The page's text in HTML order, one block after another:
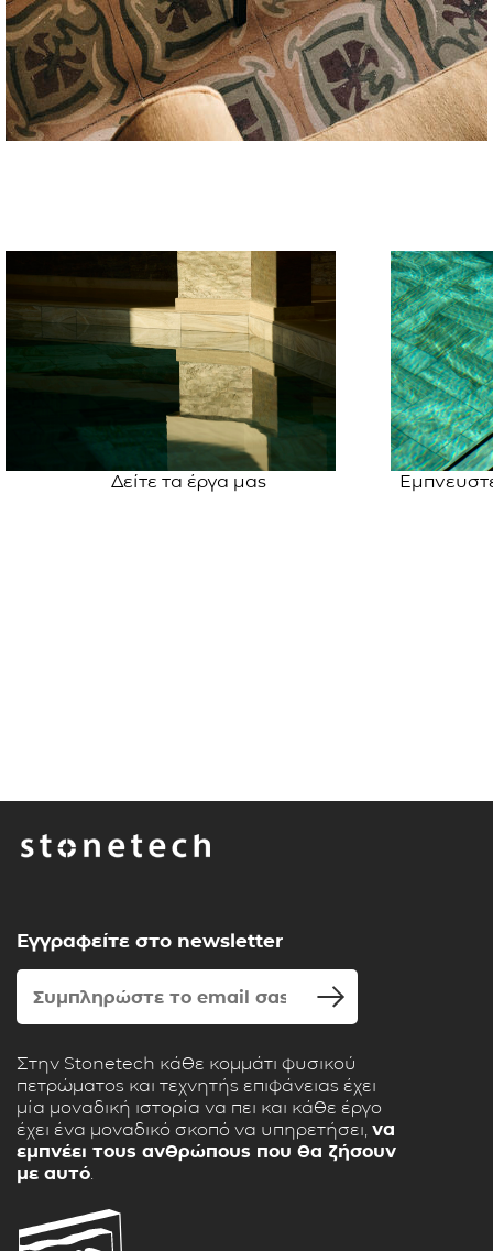
Δείτε τα έργα μας
Εγγραφείτε στο newsletter
Στην Stonetech κάθε κομμάτι φυσικού
πετρώματος και τεχνητής επιφάνειας έχει
μία μοναδική ιστορία να πει και κάθε έργο
έχει ένα μοναδικό σκοπό να υπηρετήσει, να
εμπνέει τους ανθρώπους που θα ζήσουν
με αυτό